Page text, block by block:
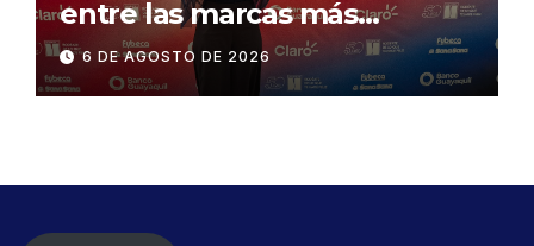
entre las marcas más
influyentes del Ecuador
6 DE AGOSTO DE 2026